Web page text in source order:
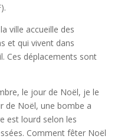
ville accueille des
et qui vivent dans
Ces déplacements sont
le jour de Noël, je le
de Noël, une bombe a
est lourd selon les
Comment fêter Noël